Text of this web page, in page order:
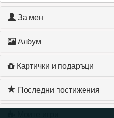
За мен
Албум
Картички и подаръци
Последни постижения